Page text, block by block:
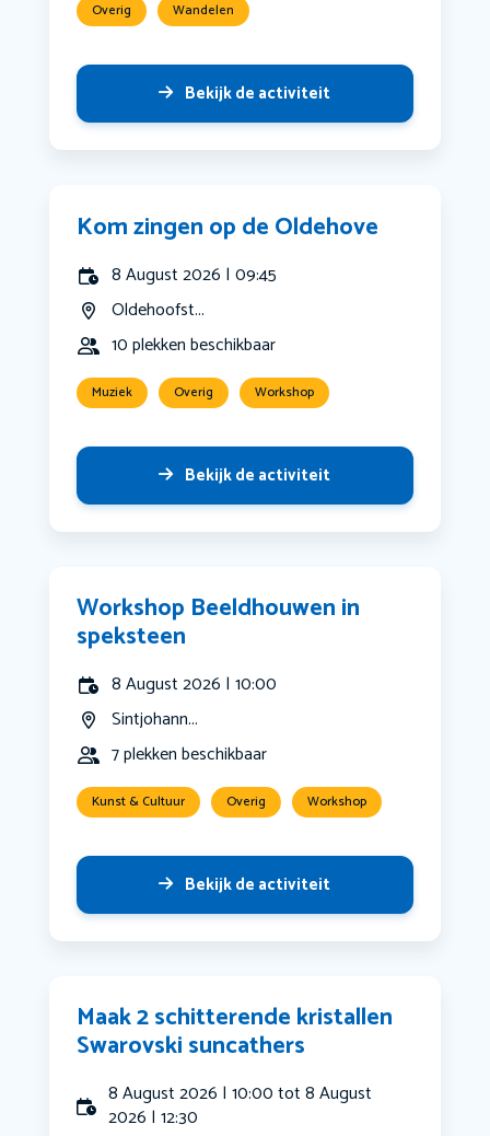
Overig Wandelen
Bekijk de activiteit
Kom zingen op de Oldehove
8 August 2026 | 09:45
Oldehoofst...
10 plekken beschikbaar
Muziek Overig Workshop
Bekijk de activiteit
Workshop Beeldhouwen in
speksteen
8 August 2026 | 10:00
Sintjohann...
7 plekken beschikbaar
Kunst & Cultuur Overig Workshop
Bekijk de activiteit
Maak 2 schitterende kristallen
Swarovski suncathers
8 August 2026 | 10:00 tot 8 August
2026 | 12:30